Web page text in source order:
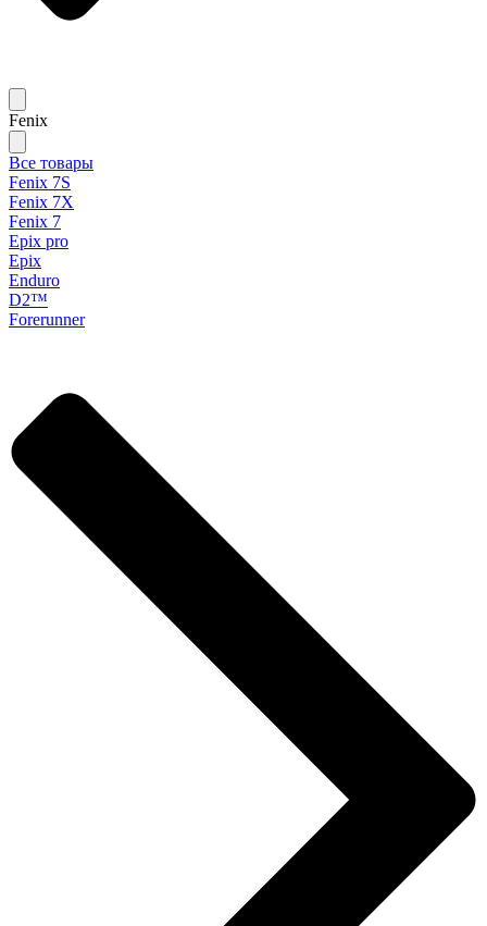
Fenix
Все товары
Fenix 7S
Fenix 7X
Fenix 7
Epix pro
Epix
Enduro
D2™
Forerunner